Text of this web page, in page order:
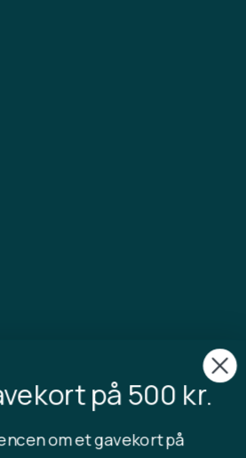
på 500 kr.
om et gavekort på
sortiment, tilbud og
data.
Tilmeld mig